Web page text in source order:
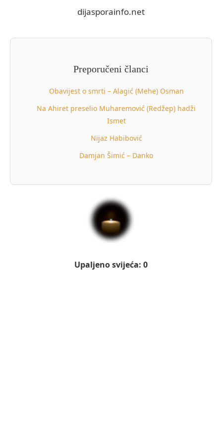
dijasporainfo.net
Preporučeni članci
Obavijest o smrti – Alagić (Mehe) Osman
Na Ahiret preselio Muharemović (Redžep) hadži
Ismet
Nijaz Habibović
Damjan Šimić – Danko
Upaljeno svijeća: 0